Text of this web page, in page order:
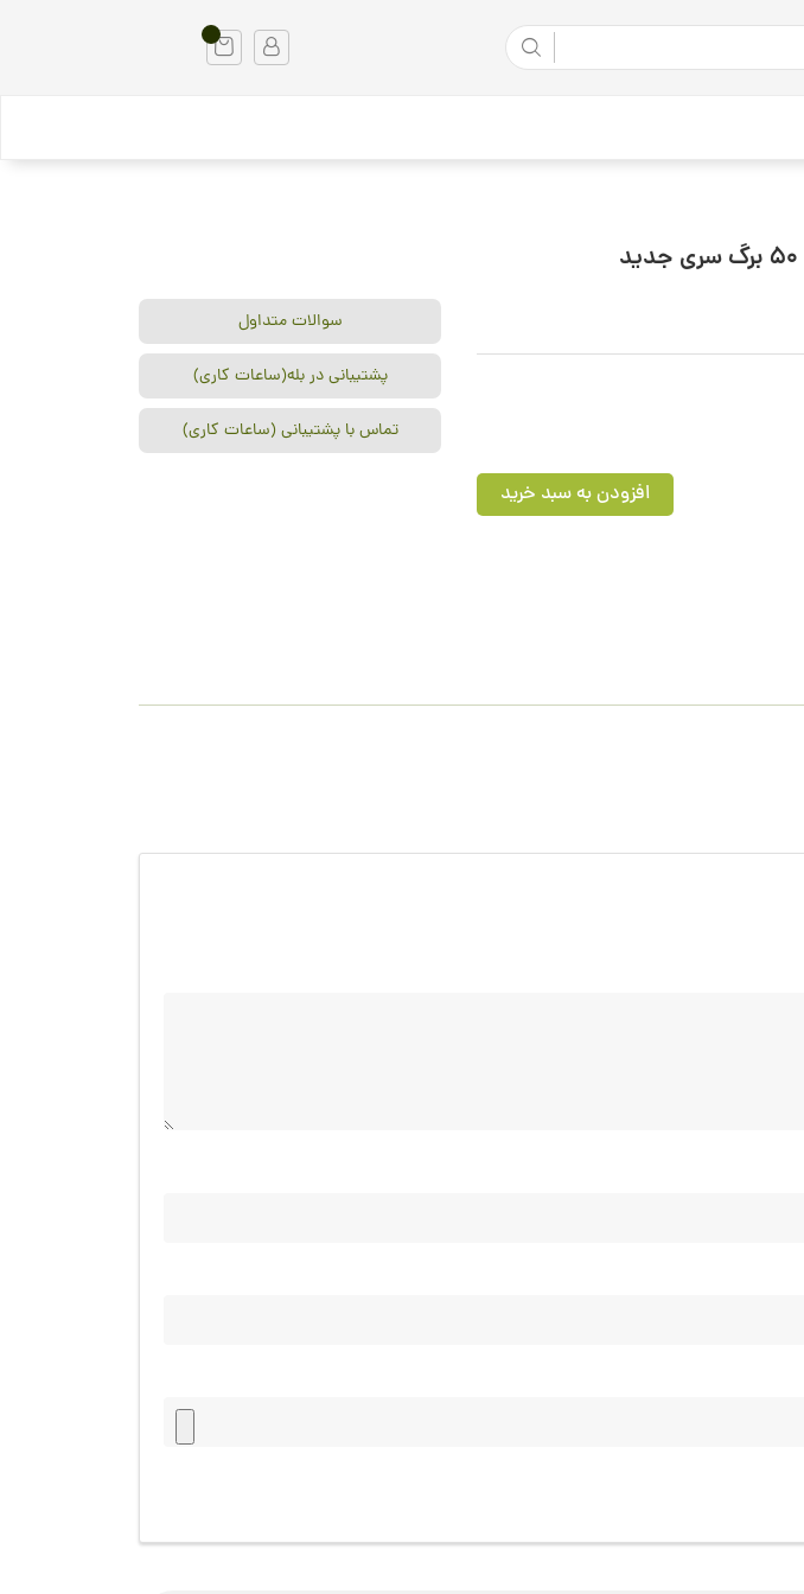
افزودن به سبد خرید
سوالات متداول
پشتیبانی در بله(ساعات کاری)
تماس با پشتیبانی (ساعات کاری)